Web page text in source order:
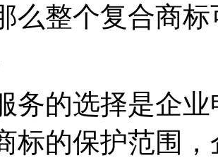
么整个复合商
务的选择是企
标的保护范围